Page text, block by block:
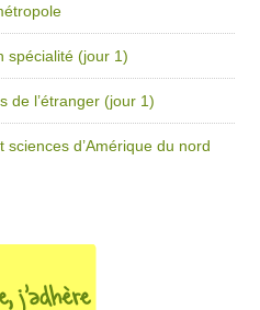
spécialité (jour 1)
de l’étranger (jour 1)
d’Amérique du nord